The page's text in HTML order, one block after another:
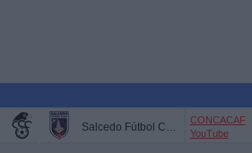
Salcedo Fútbol Club
CONCACAF
YouTube